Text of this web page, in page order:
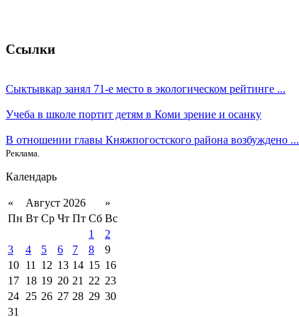
Ссылки
Сыктывкар занял 71-е место в экологическом рейтинге ...
Учеба в школе портит детям в Коми зрение и осанку
В отношении главы Княжпогостского района возбуждено ...
Реклама.
Календарь
« Август 2026
»
Пн Вт Ср Чт Пт Сб Вс
1
2
3
4 5 6 7 8
9
10 11 12 13 14 15 16
17 18 19 20 21 22 23
24 25 26 27 28 29 30
31